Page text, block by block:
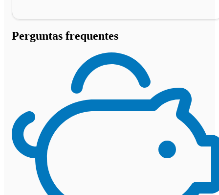
Perguntas frequentes